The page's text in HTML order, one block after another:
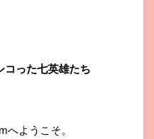
コった七英雄たち
へようこそ。